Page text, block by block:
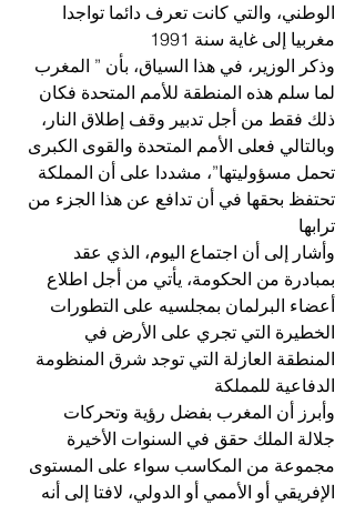
الوطني، والتي كانت تعرف دائما تواجدا
مغربيا إلى غاية سنة 1991
وذكر الوزير، في هذا السياق، بأن ” المغرب
لما سلم هذه المنطقة للأمم المتحدة فكان
ذلك فقط من أجل تدبير وقف إطلاق النار،
وبالتالي فعلى الأمم المتحدة والقوى الكبرى
تحمل مسؤوليتها”، مشددا على أن المملكة
تحتفظ بحقها في أن تدافع عن هذا الجزء من
ترابها
وأشار إلى أن اجتماع اليوم، الذي عقد
بمبادرة من الحكومة، يأتي من أجل اطلاع
أعضاء البرلمان بمجلسيه على التطورات
الخطيرة التي تجري على الأرض في
المنطقة العازلة التي توجد شرق المنظومة
الدفاعية للمملكة
وأبرز أن المغرب بفضل رؤية وتحركات
جلالة الملك حقق في السنوات الأخيرة
مجموعة من المكاسب سواء على المستوى
الإفريقي أو الأممي أو الدولي، لافتا إلى أنه